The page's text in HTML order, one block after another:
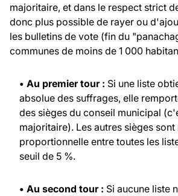
majoritaire, et dans le respect strict
donc plus possible de rayer ou
les bulletins de vote (fin du
communes de moins de 1 000
• Au premier tour : Si une liste
absolue des suffrages, elle
des sièges du conseil municipal
majoritaire). Les autres sièges sont
proportionnelle entre toutes les
seuil de 5 %.
• Au second tour : Si aucune liste